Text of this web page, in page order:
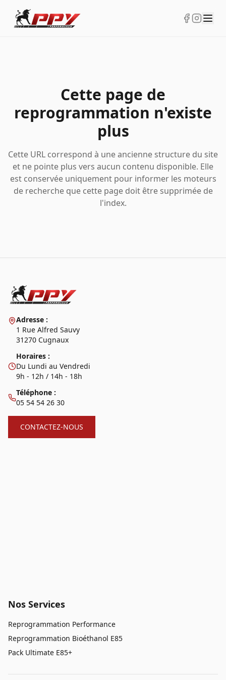
Cette page de
reprogrammation n'existe
plus
Cette URL correspond à une ancienne structure du site
et ne pointe plus vers aucun contenu disponible. Elle
est conservée uniquement pour informer les moteurs
de recherche que cette page doit être supprimée de
l'index.
Adresse :
1 Rue Alfred Sauvy
31270 Cugnaux
Horaires :
Du Lundi au Vendredi
9h - 12h / 14h - 18h
Téléphone :
05 54 54 26 30
CONTACTEZ-NOUS
Nos Services
Reprogrammation Performance
Reprogrammation Bioéthanol E85
Pack Ultimate E85+